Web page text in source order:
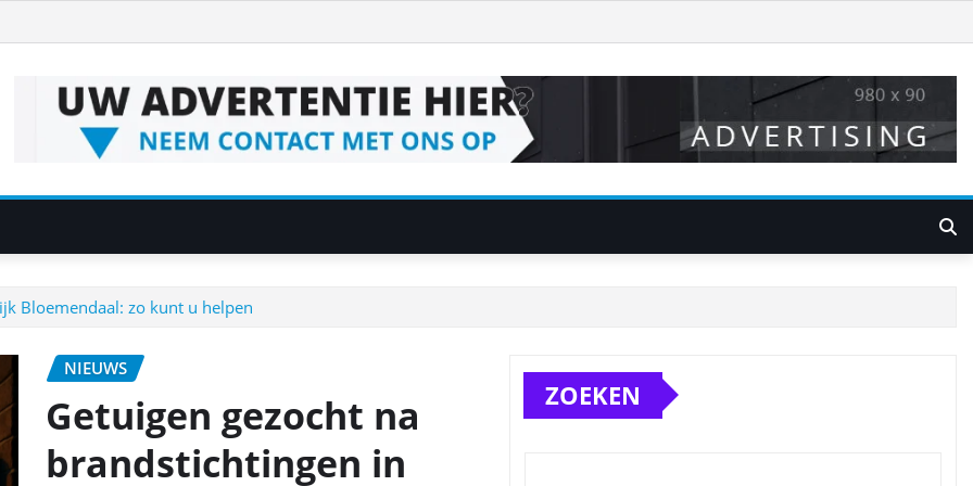
Bloemendaal: zo kunt u helpen
NIEUWS
Getuigen gezocht na
brandstichtingen in
ZOEKEN